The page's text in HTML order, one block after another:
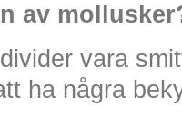
av
vara
ha några